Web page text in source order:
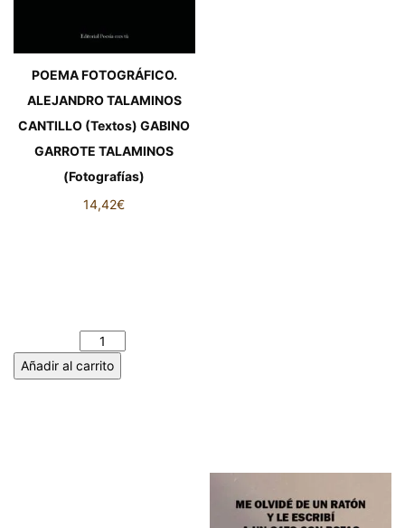
POEMA FOTOGRÁFICO.
ALEJANDRO TALAMINOS
CANTILLO (Textos) GABINO
GARROTE TALAMINOS
(Fotografías)
14,42€
Añadir al carrito